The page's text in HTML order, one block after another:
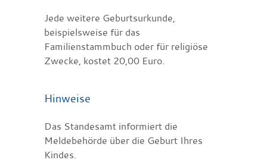
Jede weitere Geburtsurkunde,
beispielsweise für das
Familienstammbuch oder für religiöse
Zwecke, kostet 20,00 Euro.
Hinweise
Das Standesamt informiert die
Meldebehörde über die Geburt Ihres
Kindes.